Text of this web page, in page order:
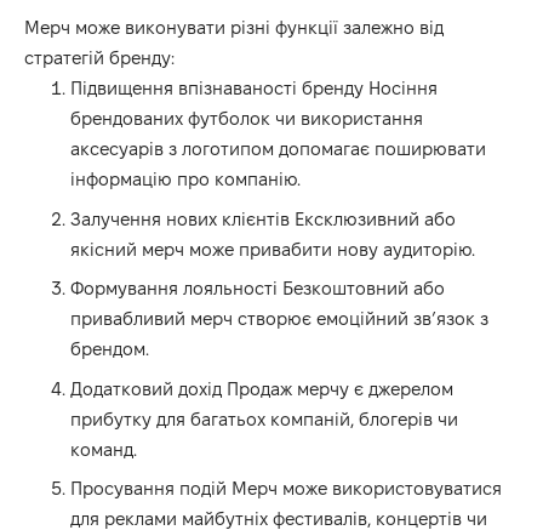
Мерч може виконувати різні функції залежно від
стратегій бренду:
Підвищення впізнаваності бренду Носіння
брендованих футболок чи використання
аксесуарів з логотипом допомагає поширювати
інформацію про компанію.
Залучення нових клієнтів Ексклюзивний або
якісний мерч може привабити нову аудиторію.
Формування лояльності Безкоштовний або
привабливий мерч створює емоційний зв’язок з
брендом.
Додатковий дохід Продаж мерчу є джерелом
прибутку для багатьох компаній, блогерів чи
команд.
Просування подій Мерч може використовуватися
для реклами майбутніх фестивалів, концертів чи